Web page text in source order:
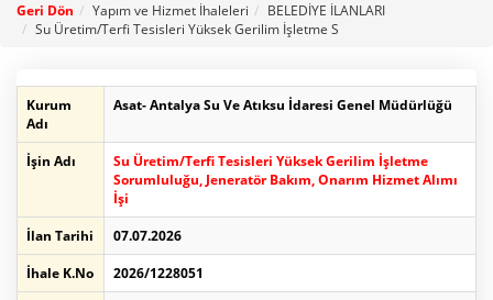
Geri Dön Yapım ve Hizmet İhaleleri
BELEDİYE İLANLARI
Su Üretim/Terfi Tesisleri Yüksek Gerilim İşletme S
Kurum
Adı
Asat- Antalya Su Ve Atıksu İdaresi Genel Müdürlüğü
İşin Adı
Su Üretim/Terfi Tesisleri Yüksek Gerilim İşletme
Sorumluluğu, Jeneratör Bakım, Onarım Hizmet Alımı
İşi
İlan Tarihi
07.07.2026
İhale K.No
2026/1228051